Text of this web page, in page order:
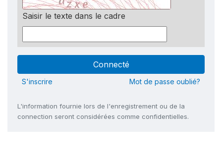
Saisir le texte dans le cadre
S'inscrire Mot de passe oublié?
L'information fournie lors de l'enregistrement ou de la
connection seront considérées comme confidentielles.